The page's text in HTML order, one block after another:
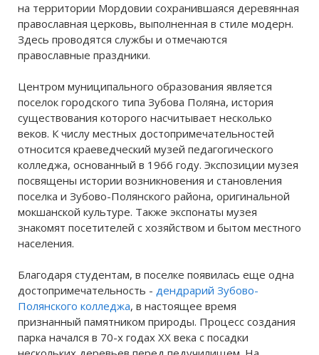
на территории Мордовии сохранившаяся деревянная
православная церковь, выполненная в стиле модерн.
Здесь проводятся службы и отмечаются
православные праздники.
Центром муниципального образования является
поселок городского типа Зубова Поляна, история
существования которого насчитывает несколько
веков. К числу местных достопримечательностей
относится краеведческий музей педагогического
колледжа, основанный в 1966 году. Экспозиции музея
посвящены истории возникновения и становления
поселка и Зубово-Полянского района, оригинальной
мокшанской культуре. Также экспонаты музея
знакомят посетителей с хозяйством и бытом местного
населения.
Благодаря студентам, в поселке появилась еще одна
достопримечательность - дендрарий Зубово-
Полянского колледжа, в настоящее время
признанный памятником природы. Процесс создания
парка начался в 70-х годах ХХ века с посадки